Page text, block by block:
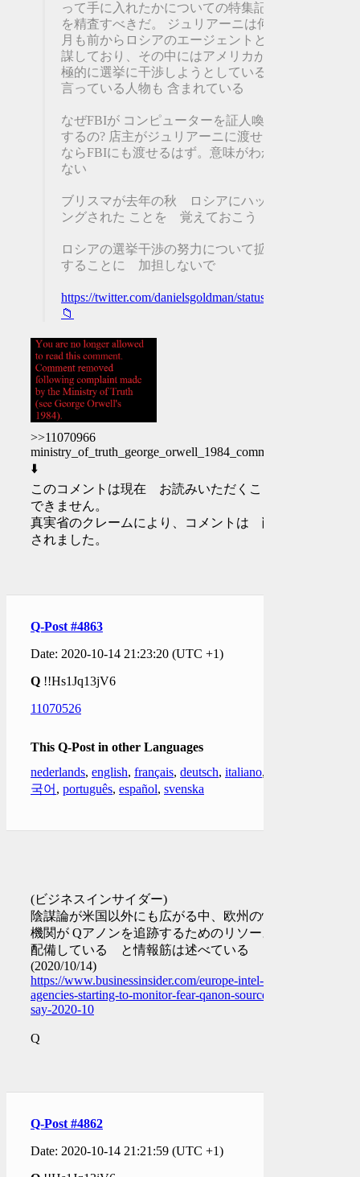
って手に入れたかについての特集記事
を精査すべきだ。 ジュリアーニは何ヶ
月も前からロシアのエージェントと共
謀しており、その中にはアメリカが積
極的に選挙に干渉しようとしていると
言っている人物も 含まれている
なぜFBIが コンピューターを証人喚問
するの? 店主がジュリアーニに渡せる
ならFBIにも渡せるはず。意味がわから
ない
ブリスマが去年の秋 ロシアにハッキ
ングされた ことを 覚えておこう
ロシアの選挙干渉の努力について拡散
することに 加担しないで
https://twitter.com/danielsgoldman/status/
📁
>>11070966
ministry_of_truth_george_orwell_1984_comment_removed.jpg
⬇️︎
このコメントは現在 お読みいただくことが
できません。
真実省のクレームにより、コメントは 削除
されました。
Q-Post #4863
Date: 2020-10-14 21:23:20 (UTC +1)
Q !!Hs1Jq13jV6
11070526
This Q-Post in other Languages
nederlands, english, français, deutsch, italiano,
국어 , português, español, svenska
(ビジネスインサイダー)
陰謀論が米国以外にも広がる中、欧州の情報
機関が Qアノンを追跡するためのリソースを
配備している と情報筋は述べている
(2020/10/14)
https://www.businessinsider.com/europe-intel-
agencies-starting-to-monitor-fear-qanon-sources-
say-2020-10
Q
Q-Post #4862
Date: 2020-10-14 21:21:59 (UTC +1)